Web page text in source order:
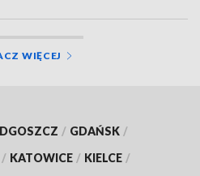
WIĘCEJ
/ GDAŃSK /
/ KATOWICE / KIELCE /